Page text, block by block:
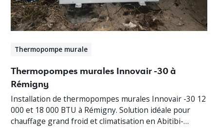
Thermopompe murale
Thermopompes murales Innovair -30 à
Rémigny
Installation de thermopompes murales Innovair -30 12
000 et 18 000 BTU à Rémigny. Solution idéale pour
chauffage grand froid et climatisation en Abitibi-